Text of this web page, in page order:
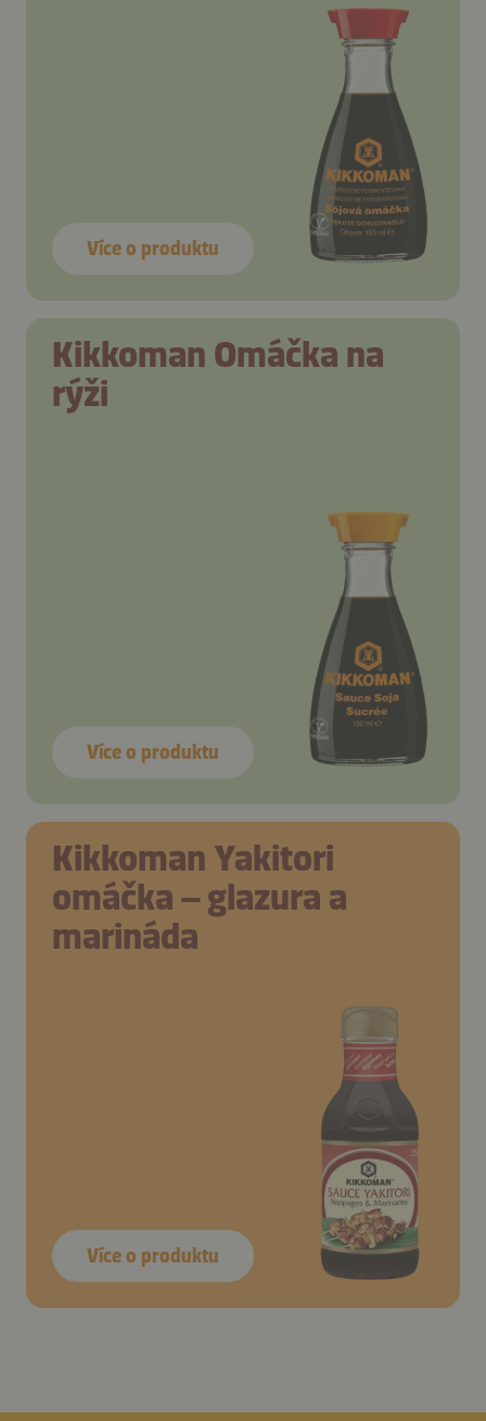
Více o produktu
Kikkoman Omáčka na
rýži
Více o produktu
Kikkoman Yakitori
omáčka – glazura a
marináda
Více o produktu